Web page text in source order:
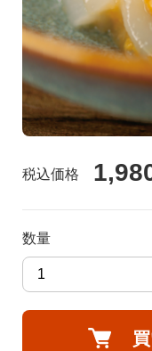
食品🚚グル
河村通夫 考
レジェンド
美容 健康
トクセン❗
よふかし🌙
どさんこ
どさんこく
税込価格
数量